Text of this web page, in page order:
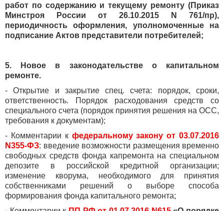
работ по содержанию и текущему ремонту (Приказ
Минстроя России от 26.10.2015 N 761/пр),
периодичность оформления, уполномоченные на
подписание Актов представители потребителей;
5. Новое в законодательстве о капитальном
ремонте.
- Открытие и закрытие спец. счета: порядок, сроки,
ответственность. Порядок расходования средств со
специального счета (порядок принятия решения на ОСС,
требования к документам);
- Комментарии к федеральному закону от 03.07.2016
N355-ФЗ: введение возможности размещения временно
свободных средств фонда капремонта на специальном
депозите в российской кредитной организации;
изменение кворума, необходимого для принятия
собственниками решений о выборе способа
формирования фонда капитального ремонта;